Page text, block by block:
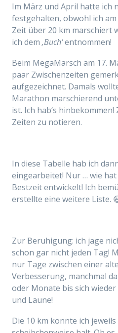
Im März und April hatte ich
festgehalten, obwohl ich am
Zeit über 20 km marschiert
ich dem ‚Buch‘entnommen!
Beim MegaMarsch am 17.
paar Zwischenzeiten
aufgezeichnet. Damals
Marathon marschierend
ist. Ich hab’s
Zeiten zu notieren.
In diese Tabelle hab ich
eingearbeitet! Nur … wie hat
Bestzeit entwickelt! Ich
erstellte eine weitere Liste.
Zur Beruhigung: ich jage
schon gar nicht jeden Tag!
nur Tage zwischen einer
Verbesserung, manchmal
oder Monate bis sich
und Laune!
Die 10 km konnte ich